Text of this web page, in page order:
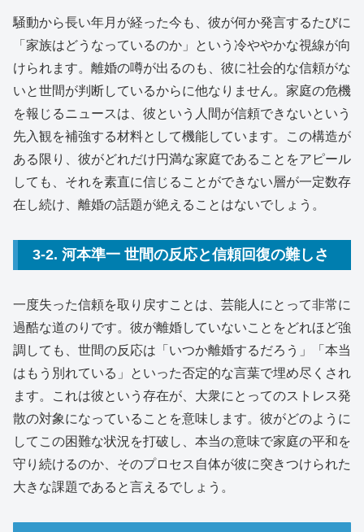
騒動から長い年月が経った今も、彼が何か発言するたびに
「家族はどうなっているのか」という冷ややかな視線が向
けられます。離婚の噂が出るのも、彼に社会的な信頼がな
いと世間が判断しているからに他なりません。家庭の危機
を報じるニュースは、彼という人間が信頼できないという
先入観を補強する材料として機能しています。この構造が
ある限り、彼がどれだけ円満な家庭であることをアピール
しても、それを素直に信じることができない層が一定数存
在し続け、離婚の話題が絶えることはないでしょう。
3-2. 河本準一 世間の反応と信頼回復の難しさ
一度失った信頼を取り戻すことは、芸能人にとって非常に
過酷な道のりです。彼が離婚していないことをどれほど強
調しても、世間の反応は「いつか離婚するだろう」「本当
はもう別れている」といった否定的な言葉で埋め尽くされ
ます。これは彼という存在が、大衆にとってのストレス発
散の対象になっていることを意味します。彼がどのように
してこの困難な状況を打破し、本当の意味で家庭の平和を
守り続けるのか、そのプロセス自体が彼に突きつけられた
大きな課題であると言えるでしょう。